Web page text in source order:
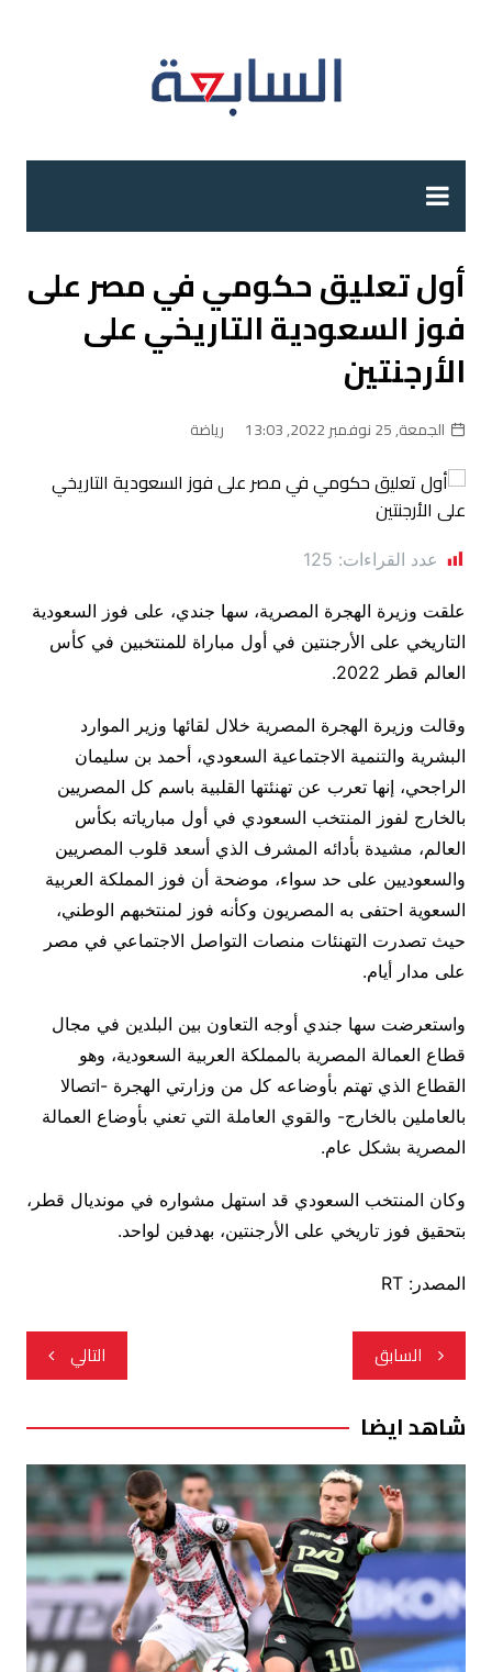
أول تعليق حكومي في مصر على
فوز السعودية التاريخي على
الأرجنتين
الجمعة, 25 نوفمبر 2022, 13:03 رياضة
عدد القراءات: 125
علقت وزيرة الهجرة المصرية، سها جندي، على فوز السعودية
التاريخي على الأرجنتين في أول مباراة للمنتخبين في كأس
العالم قطر 2022.
وقالت وزيرة الهجرة المصرية خلال لقائها وزير الموارد
البشرية والتنمية الاجتماعية السعودي، أحمد بن سليمان
الراجحي، إنها تعرب عن تهنئتها القلبية باسم كل المصريين
بالخارج لفوز المنتخب السعودي في أول مبارياته بكأس
العالم، مشيدة بأدائه المشرف الذي أسعد قلوب المصريين
والسعوديين على حد سواء، موضحة أن فوز المملكة العربية
السعوية احتفى به المصريون وكأنه فوز لمنتخبهم الوطني،
حيث تصدرت التهنئات منصات التواصل الاجتماعي في مصر
على مدار أيام.
واستعرضت سها جندي أوجه التعاون بين البلدين في مجال
قطاع العمالة المصرية بالمملكة العربية السعودية، وهو
القطاع الذي تهتم بأوضاعه كل من وزارتي الهجرة -اتصالا
بالعاملين بالخارج- والقوي العاملة التي تعني بأوضاع العمالة
المصرية بشكل عام.
وكان المنتخب السعودي قد استهل مشواره في مونديال قطر،
بتحقيق فوز تاريخي على الأرجنتين، بهدفين لواحد.
المصدر: RT
تصفّح
المقالات
السابق التالي
شاهد ايضا